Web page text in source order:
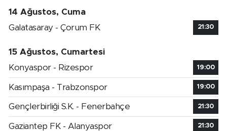
14 Ağustos, Cuma
Galatasaray - Çorum FK
21:30
15 Ağustos, Cumartesi
Konyaspor - Rizespor
19:00
Kasımpaşa - Trabzonspor 19:00
Gençlerbirliği S.K. - Fenerbahçe 21:30
Gaziantep FK - Alanyaspor 21:30